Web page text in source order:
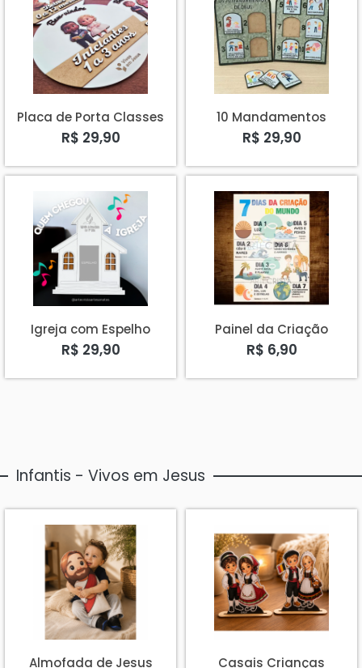
Placa de Porta Classes
R$ 29,90
10 Mandamentos
R$ 29,90
Igreja com Espelho
R$ 29,90
Painel da Criação
R$ 6,90
Infantis - Vivos em Jesus
Almofada de Jesus
Casais Crianças